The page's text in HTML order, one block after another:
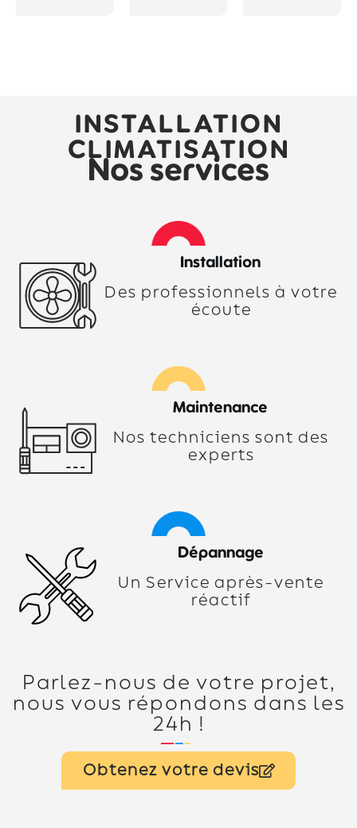
INSTALLATION
CLIMATISATION
Nos services
Installation
Des professionnels à votre
écoute
Maintenance
Nos techniciens sont des
experts
Dépannage
Un Service après-vente
réactif
Parlez-nous de votre projet,
nous vous répondons dans les
24h !
Obtenez votre devis